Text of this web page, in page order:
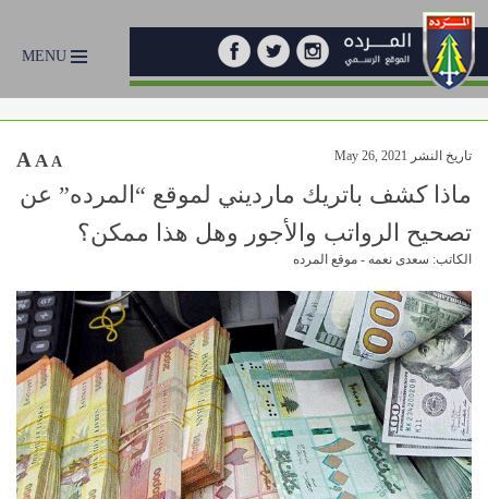
MENU
تاريخ النشر May 26, 2021 A A A
ماذا كشف باتريك مارديني لموقع “المرده” عن
تصحيح الرواتب والأجور وهل هذا ممكن؟
الكاتب: سعدى نعمه - موقع المرده